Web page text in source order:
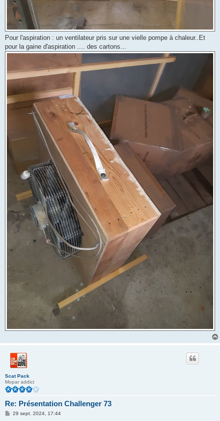
Pour l'aspiration : un ventilateur pris sur une vielle pompe à chaleur..Et
pour la gaine d'aspiration .... des cartons...
Scat Pack
Mopar addict
Re: Présentation Challenger 73
M29 sept. 2024, 17:44